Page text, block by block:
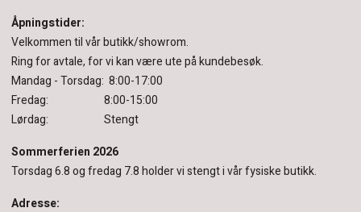
Åpningstider:
Velkommen til vår butikk/showrom.
Ring for avtale, for vi kan være ute på kundebesøk.
Mandag - Torsdag: 8:00-17:00
Fredag: 8:00-15:00
Lørdag: Stengt
Sommerferien 2026
Torsdag 6.8 og fredag 7.8 holder vi stengt i vår fysiske butikk.
Adresse: